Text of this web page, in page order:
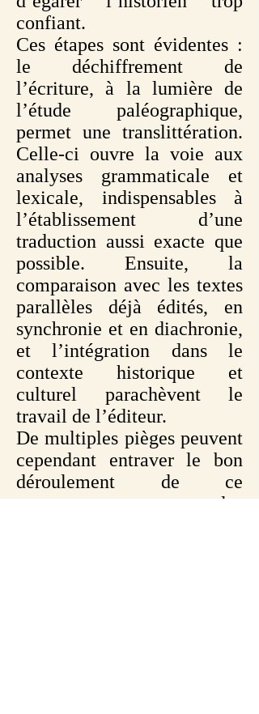
confiant.
Ces étapes sont évidentes :
le déchiffrement de
l’écriture, à la lumière de
l’étude paléographique,
permet une translittération.
Celle-ci ouvre la voie aux
analyses grammaticale et
lexicale, indispensables à
l’établissement d’une
traduction aussi exacte que
possible. Ensuite, la
comparaison avec les textes
parallèles déjà édités, en
synchronie et en diachronie,
et l’intégration dans le
contexte historique et
culturel parachèvent le
travail de l’éditeur.
De multiples pièges peuvent
cependant entraver le bon
déroulement de ce
processus, et, pour les